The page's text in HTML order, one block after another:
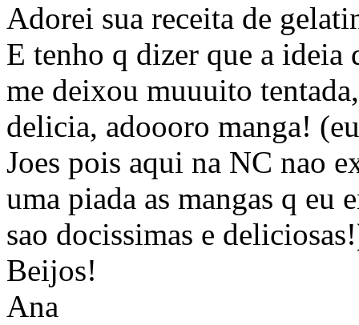
Adorei sua receita de
E tenho q dizer que a ideia
me deixou muuuito
delicia, adoooro manga!
Joes pois aqui na NC nao
uma piada as mangas q eu
sao docissimas e
Beijos!
Ana